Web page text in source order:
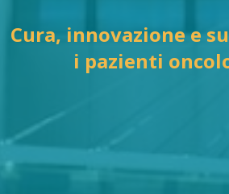
Cura, innovazione e
i pazienti